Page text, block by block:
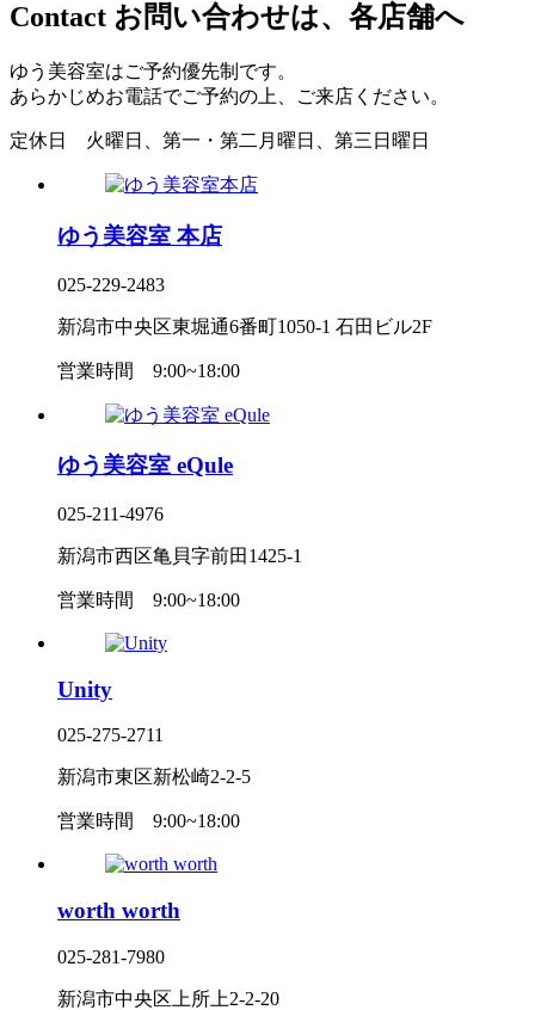
Contact お問い合わせは、各店舗へ
ゆう美容室はご予約優先制です。
あらかじめお電話でご予約の上、ご来店ください。
定休日 火曜日、第一・第二月曜日、第三日曜日
ゆう美容室 本店
025-229-2483
新潟市中央区東堀通6番町1050-1 石田ビル2F
営業時間 9:00~18:00
ゆう美容室 eQule
025-211-4976
新潟市西区亀貝字前田1425-1
営業時間 9:00~18:00
Unity
025-275-2711
新潟市東区新松崎2-2-5
営業時間 9:00~18:00
worth worth
025-281-7980
新潟市中央区上所上2-2-20